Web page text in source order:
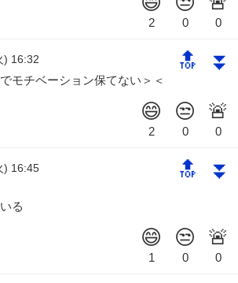
) 16:32 🔝 ⏬
モチベーション保てない＞＜
) 16:45 🔝 ⏬
る